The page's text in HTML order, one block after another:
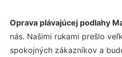
Oprava plávajúcej podlahy
nás. Našimi rukami prešlo
spokojných zákazníkov a